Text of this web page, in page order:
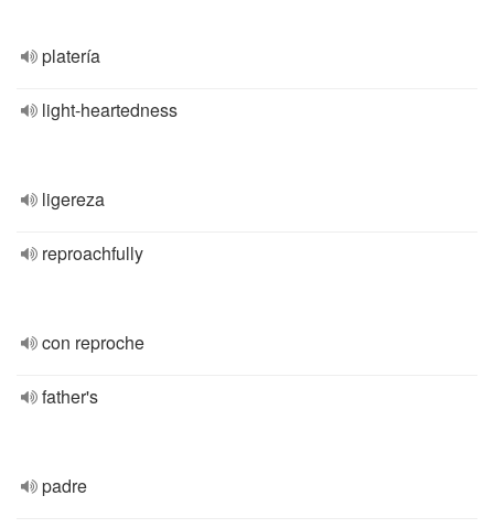
platería
light-heartedness
ligereza
reproachfully
con reproche
father's
padre